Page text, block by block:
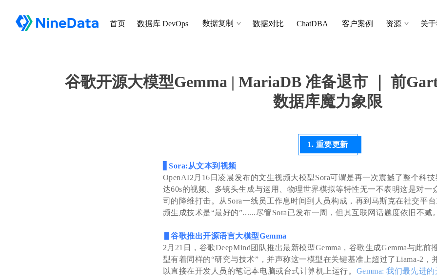
首页 数据库 DevOps 数据复制 数据对比 ChatDBA 客户案例 关
资源
谷歌开源大模型Gemma | MariaDB 准备退市 ｜ 前
数据库魔力象限
1. 重要更新
▋Sora:从文本到视频
OpenAI2月16日凌晨发布的文生视频大模型Sora可谓是再一次震撼了整个科
达60s的视频、多镜头生成与运用、物理世界模拟等特性无一不表明这是对一
司的降维打击。从Sora一线员工作息时间到人员构成，再到马斯克在社交平
频生成技术是“最好的”......尽管Sora已发布一周，但其互联网话题度依旧不减。
▋谷歌推出开源语言大模型Gemma
2月21日，谷歌DeepMind团队推出最新模型Gemma，谷歌生成Gemma与此前
型有着同样的“研究与技术”，并声称这一模型在关键基准上超过了Liama-2，
以直接在开发人员的笔记本电脑或台式计算机上运行。 Gemma: 我们最先进